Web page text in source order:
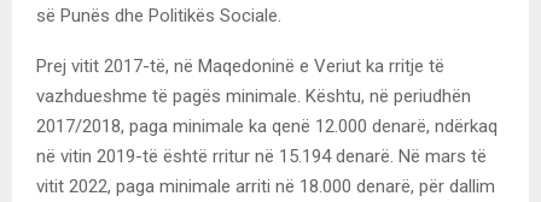
së Punës dhe Politikës Sociale.
Prej vitit 2017-të, në Maqedoninë e Veriut ka rritje të
vazhdueshme të pagës minimale. Kështu, në periudhën
2017/2018, paga minimale ka qenë 12.000 denarë, ndërkaq
në vitin 2019-të është rritur në 15.194 denarë. Në mars të
vitit 2022, paga minimale arriti në 18.000 denarë, për dallim